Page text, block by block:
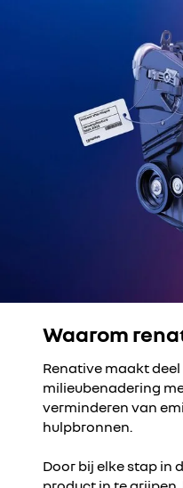
Youtube is
Waarom
Renative maakt
milieubenadering
verminderen van
hulpbronnen.
Door bij elke stap in